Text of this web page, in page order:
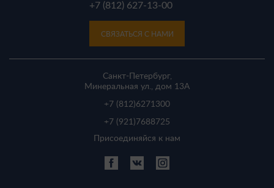
+7 (812) 627-13-00
СВЯЗАТЬСЯ С НАМИ
Санкт-Петербург,
Минеральная ул., дом 13A
+7 (812)6271300
+7 (921) 7688725
Присоединяйся к нам